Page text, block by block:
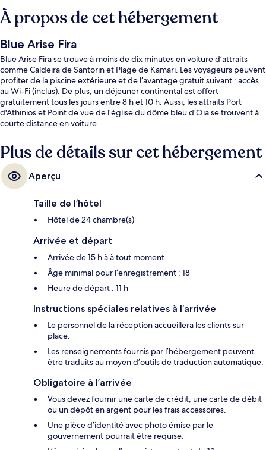
À propos de cet hébergement
Blue Arise Fira
Blue Arise Fira se trouve à moins de dix minutes en voiture d’attraits
comme Caldeira de Santorin et Plage de Kamari. Les voyageurs peuvent
profiter de la piscine extérieure et de l’avantage gratuit suivant : accès
au Wi-Fi (inclus). De plus, un déjeuner continental est offert
gratuitement tous les jours entre 8 h et 10 h. Aussi, les attraits Port
d'Athinios et Point de vue de l’église du dôme bleu d’Oia se trouvent à
courte distance en voiture.
Plus de détails sur cet hébergement
Aperçu
Taille de l’hôtel
Hôtel de 24 chambre(s)
Arrivée et départ
Arrivée de 15 h à à tout moment
Âge minimal pour l’enregistrement : 18
Heure de départ : 11 h
Instructions spéciales relatives à l’arrivée
Le personnel de la réception accueillera les clients sur
place.
Les renseignements fournis par l’hébergement peuvent
être traduits au moyen d’outils de traduction automatique.
Obligatoire à l’arrivée
Vous devez fournir une carte de crédit, une carte de débit
ou un dépôt en argent pour les frais accessoires.
Une pièce d’identité avec photo émise par le
gouvernement pourrait être requise.